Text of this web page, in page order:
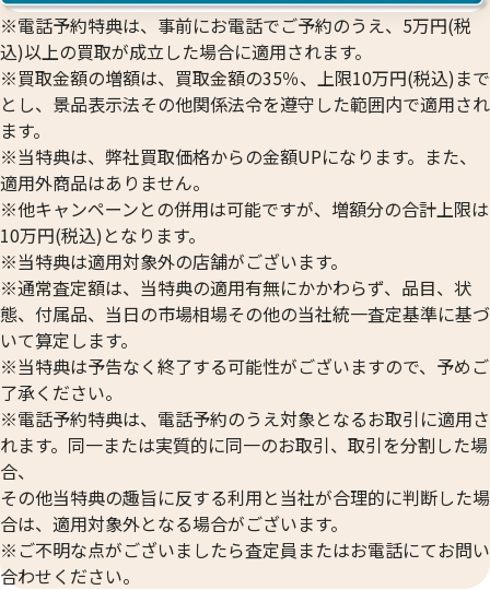
プラチナ900 （Pt900） ダイヤ付きピア
ス
参考買取価格
ASK
ス
参考買取価格
ASK
※電話予約特典は、事前にお電話でご予約のうえ、5万円(税
込)以上の買取が成立した場合に適用されます。
※買取金額の増額は、買取金額の35％、上限10万円(税込)まで
とし、景品表示法その他関係法令を遵守した範囲内で適用され
ます。
※当特典は、弊社買取価格からの金額UPになります。また、
適用外商品はありません。
※他キャンペーンとの併用は可能ですが、増額分の合計上限は
10万円(税込)となります。
※当特典は適用対象外の店舗がございます。
※通常査定額は、当特典の適用有無にかかわらず、品目、状
態、付属品、当日の市場相場その他の当社統一査定基準に基づ
いて算定します。
※当特典は予告なく終了する可能性がございますので、予めご
了承ください。
※電話予約特典は、電話予約のうえ対象となるお取引に適用さ
れます。同一または実質的に同一のお取引、取引を分割した場
合、
その他当特典の趣旨に反する利用と当社が合理的に判断した場
合は、適用対象外となる場合がございます。
※ご不明な点がございましたら査定員またはお電話にてお問い
合わせください。